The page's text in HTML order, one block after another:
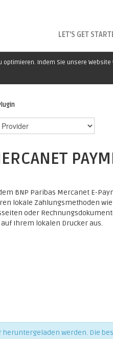
LET'S GET
Indem Sie unsere
BNP Paribas Mercanet E-
lokale Zahlungsmethoden
oder
Ihrem lokalen Drucker aus.
werden. Die